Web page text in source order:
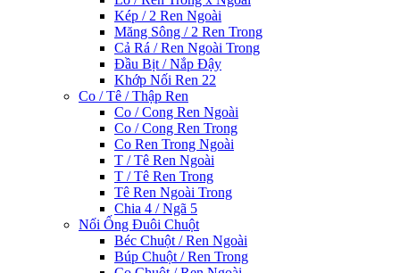
Kép / 2 Ren Ngoài
Măng Sông / 2 Ren Trong
Cả Rá / Ren Ngoài Trong
Đầu Bịt / Nắp Đậy
Khớp Nối Ren 22
Co / Tê / Thập Ren
Co / Cong Ren Ngoài
Co / Cong Ren Trong
Co Ren Trong Ngoài
T / Tê Ren Ngoài
T / Tê Ren Trong
Tê Ren Ngoài Trong
Chia 4 / Ngã 5
Nối Ống Đuôi Chuột
Béc Chuột / Ren Ngoài
Búp Chuột / Ren Trong